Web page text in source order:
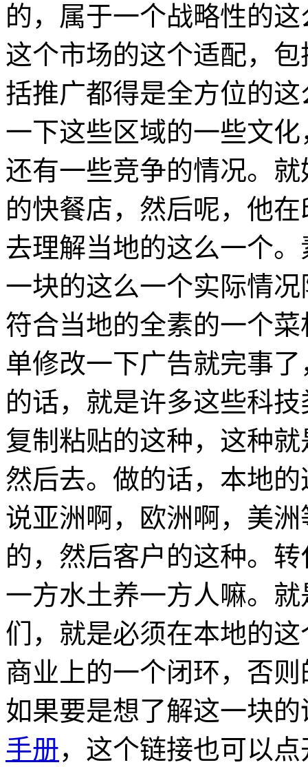
的，属于一个战略性的
这个市场的这个适配，
括推广都得是全方位的
一下这些区域的一些文
还有一些竞争的情况。
的快餐店，然后呢，他
去理解当地的这么一个
一块的这么一个实际情
符合当地的全素的一个
单修改一下广告就完事
的话，就是许多这些科
复制粘贴的这种，这种
然后去。做的话，本地
说亚洲啊，欧洲啊，美
的，然后客户的这种。
一方水土养一方人嘛。
们，就是必须在本地的
商业上的一个闭环，否
如果要是想了解这一块
手册，这个链接也可以